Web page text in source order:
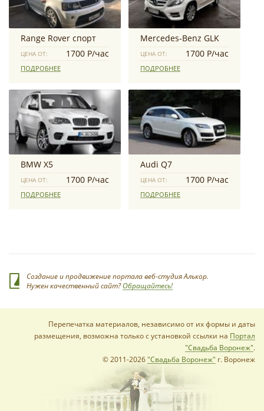
Range Rover спорт
ЦЕНА ОТ: 1700 Р/час
ПОДРОБНЕЕ
Mercedes-Benz GLK
ЦЕНА ОТ: 1700 Р/час
ПОДРОБНЕЕ
BMW X5
ЦЕНА ОТ: 1700 Р/час
ПОДРОБНЕЕ
Audi Q7
ЦЕНА ОТ: 1700 Р/час
ПОДРОБНЕЕ
Создание и продвижение портала веб-студия Алькор.
Нужен качественный сайт?Обращайтесь!
Перепечатка материалов, независимо от их формы и даты
размещения, возможна только с установкой ссылки на Портал
"Свадьба Воронеж".
© 2011-2026"Свадьба Воронеж" г. Воронеж